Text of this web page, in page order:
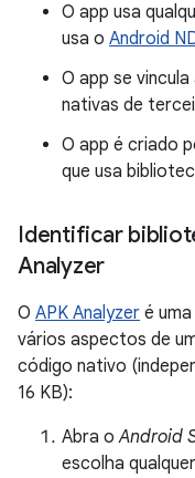
O app usa
usa o Android
O app se
nativas de
O app é criado
que usa
Identificar
Analyzer
O APK Analyzer é
vários aspectos de
código nativo
16 KB):
Abra oAndroid
escolha